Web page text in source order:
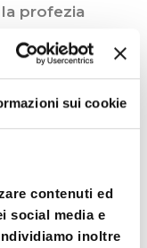
sui cookie
contenuti ed
social media e
inoltre
profezia
e Jung